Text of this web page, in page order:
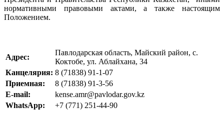
нормативными правовыми актами, а также настоящим
Положением.
Адрес:
Павлодарская область, Майский район, с.
Коктобе, ул. Аблайхана, 34
Канцелярия: 8 (71838) 91-1-07
Приемная:
8 (71838) 91-3-56
Е-mail:
kense.amr@pavlodar.gov.kz
WhatsApp:
+7 (771) 251-44-90